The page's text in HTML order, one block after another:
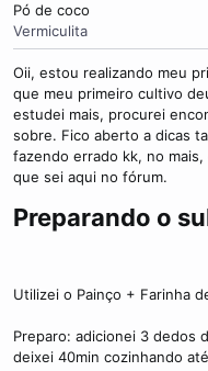
Pó de coco
Vermiculita
Oii, estou realizando meu
que meu primeiro cultivo
estudei mais, procurei
sobre. Fico aberto a dicas
fazendo errado kk, no
que sei aqui no fórum.
Preparando o
Utilizei o Painço + Farinha
Preparo: adicionei 3 dedos
deixei 40min cozinhando